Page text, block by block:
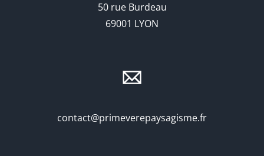
50 rue Burdeau
69001 LYON
contact@primeverepaysagisme.fr